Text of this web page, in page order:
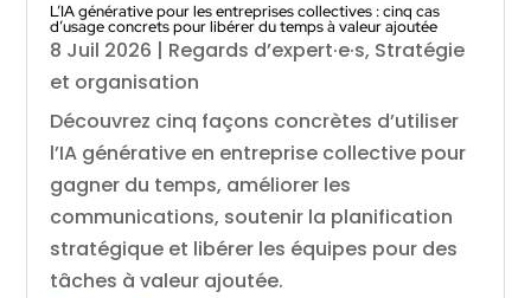
L’IA générative pour les entreprises collectives : cinq cas
d’usage concrets pour libérer du temps à valeur ajoutée
8 Juil 2026 | Regards d’expert·e·s, Stratégie
et organisation
Découvrez cinq façons concrètes d’utiliser
l’IA générative en entreprise collective pour
gagner du temps, améliorer les
communications, soutenir la planification
stratégique et libérer les équipes pour des
tâches à valeur ajoutée.